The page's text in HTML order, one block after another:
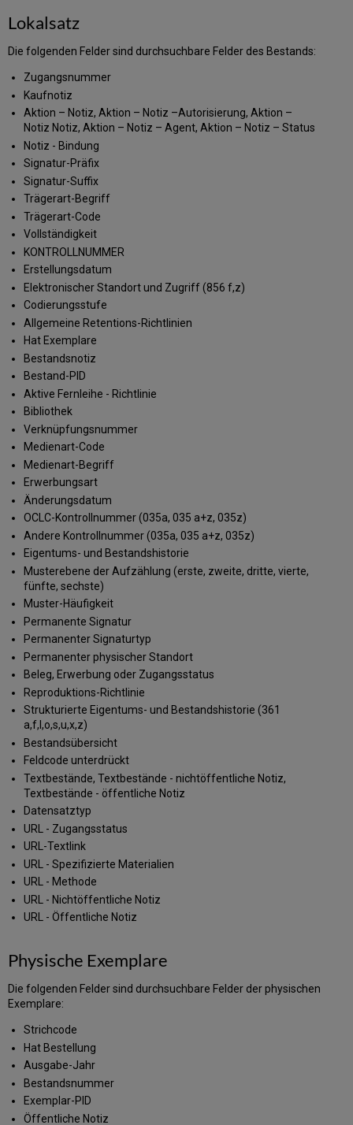
Lokalsatz
Die folgenden Felder sind durchsuchbare Felder des Bestands:
Zugangsnummer
Kaufnotiz
Aktion – Notiz, Aktion – Notiz –Autorisierung, Aktion –
Notiz Notiz, Aktion – Notiz – Agent, Aktion – Notiz – Status
Notiz - Bindung
Signatur-Präfix
Signatur-Suffix
Trägerart-Begriff
Trägerart-Code
Vollständigkeit
KONTROLLNUMMER
Erstellungsdatum
Elektronischer Standort und Zugriff (856 f,z)
Codierungsstufe
Allgemeine Retentions-Richtlinien
Hat Exemplare
Bestandsnotiz
Bestand-PID
Aktive Fernleihe - Richtlinie
Bibliothek
Verknüpfungsnummer
Medienart-Code
Medienart-Begriff
Erwerbungsart
Änderungsdatum
OCLC-Kontrollnummer (035a, 035 a+z, 035z)
Andere Kontrollnummer (035a, 035 a+z, 035z)
Eigentums- und Bestandshistorie
Musterebene der Aufzählung (erste, zweite, dritte, vierte,
fünfte, sechste)
Muster-Häufigkeit
Permanente Signatur
Permanenter Signaturtyp
Permanenter physischer Standort
Beleg, Erwerbung oder Zugangsstatus
Reproduktions-Richtlinie
Strukturierte Eigentums- und Bestandshistorie (361
a,f,l,o,s,u,x,z)
Bestandsübersicht
Feldcode unterdrückt
Textbestände, Textbestände - nichtöffentliche Notiz,
Textbestände - öffentliche Notiz
Datensatztyp
URL - Zugangsstatus
URL-Textlink
URL - Spezifizierte Materialien
URL - Methode
URL - Nichtöffentliche Notiz
URL - Öffentliche Notiz
Physische Exemplare
Die folgenden Felder sind durchsuchbare Felder der physischen
Exemplare:
Strichcode
Hat Bestellung
Ausgabe-Jahr
Bestandsnummer
Exemplar-PID
Öffentliche Notiz